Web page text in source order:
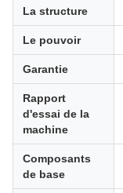
La structure
Le pouvoir
Garantie
Rapport
d'essai de la
machine
Composants
de base